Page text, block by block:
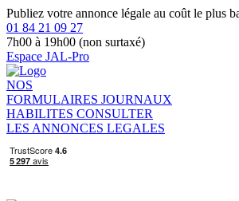
Publiez votre annonce légale au coût le plus
01 84 21 09 27
7h00 à 19h00 (non surtaxé)
Espace JAL-Pro
NOS
FORMULAIRES JOURNAUX
HABILITES CONSULTER
LES ANNONCES LEGALES